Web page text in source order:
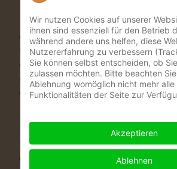
Auf Wunsch bereichere ich Eure
musikalischen oder künstlerischen
ehemaliger Musicaldarsteller und
so Momente, die Eure Gäste
vergessen werden.
Warum eine Freie
Immer mehr Paare wünschen sich
wirklich zu ihnen passt. Vielleicht ist
Wir nutzen Cookies auf unserer
ihnen sind essenziell für den Betrieb
während andere uns helfen, diese
Nutzererfahrung zu verbessern
Sie können selbst entscheiden, ob
zulassen möchten. Bitte beachten
Ablehnung womöglich nicht mehr alle
Funktionalitäten der Seite zur
Akzeptieren
Ablehnen